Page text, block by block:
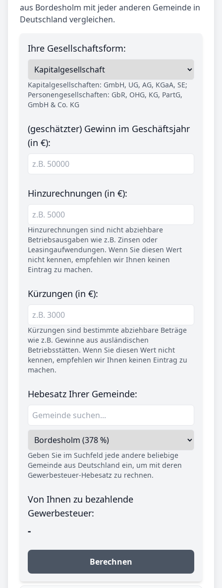
aus Bordesholm mit jeder anderen Gemeinde in
Deutschland vergleichen.
Ihre Gesellschaftsform:
Kapitalgesellschaften: GmbH, UG, AG, KGaA, SE;
Personengesellschaften: GbR, OHG, KG, PartG,
GmbH & Co. KG
(geschätzter) Gewinn im Geschäftsjahr
(in €):
Hinzurechnungen (in €):
Hinzurechnungen sind nicht abziehbare
Betriebsausgaben wie z.B. Zinsen oder
Leasingaufwendungen. Wenn Sie diesen Wert
nicht kennen, empfehlen wir Ihnen keinen
Eintrag zu machen.
Kürzungen (in €):
Kürzungen sind bestimmte abziehbare Beträge
wie z.B. Gewinne aus ausländischen
Betriebsstätten. Wenn Sie diesen Wert nicht
kennen, empfehlen wir Ihnen keinen Eintrag zu
machen.
Hebesatz Ihrer Gemeinde:
Geben Sie im Suchfeld jede andere beliebige
Gemeinde aus Deutschland ein, um mit deren
Gewerbesteuer-Hebesatz zu rechnen.
Von Ihnen zu bezahlende
Gewerbesteuer:
-
Berechnen